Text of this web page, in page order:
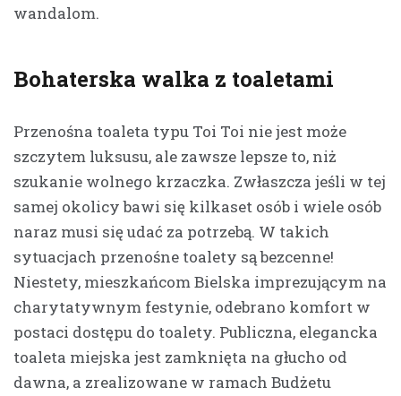
wandalom.
Bohaterska walka z toaletami
Przenośna toaleta typu Toi Toi nie jest może
szczytem luksusu, ale zawsze lepsze to, niż
szukanie wolnego krzaczka. Zwłaszcza jeśli w tej
samej okolicy bawi się kilkaset osób i wiele osób
naraz musi się udać za potrzebą. W takich
sytuacjach przenośne toalety są bezcenne!
Niestety, mieszkańcom Bielska imprezującym na
charytatywnym festynie, odebrano komfort w
postaci dostępu do toalety. Publiczna, elegancka
toaleta miejska jest zamknięta na głucho od
dawna, a zrealizowane w ramach Budżetu